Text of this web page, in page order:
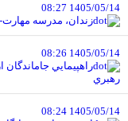
1405/05/14 08:27
زندان، مدرسه
1405/05/14 08:26
راهپيمايي
رهبري
1405/05/14 08:24